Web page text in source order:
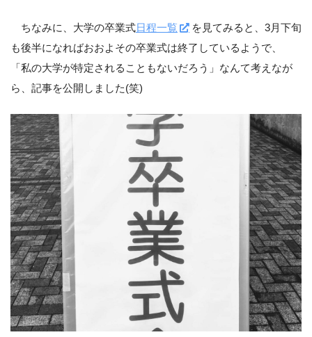
ちなみに、大学の卒業式日程一覧
を見てみると、3月下旬
も後半になればおおよその卒業式は終了しているようで、
「私の大学が特定されることもないだろう」なんて考えなが
ら、記事を公開しました(笑)